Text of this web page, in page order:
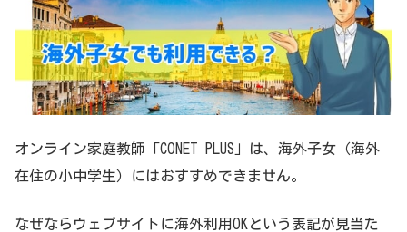
オンライン家庭教師「CONET PLUS」は、海外子女（海外
在住の小中学生）にはおすすめできません。
なぜならウェブサイトに海外利用OKという表記が見当た